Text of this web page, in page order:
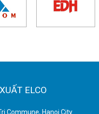
ELCO
Commune, Hanoi City.